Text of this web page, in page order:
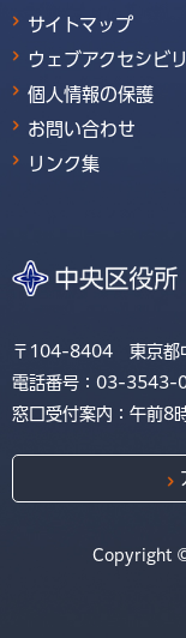
サイトマップ
ウェブアクセシビ
個人情報の保護
お問い合わせ
リンク集
〒104-8404 東京都
電話番号：03-3543-
窓口受付案内：午前8
Copyright